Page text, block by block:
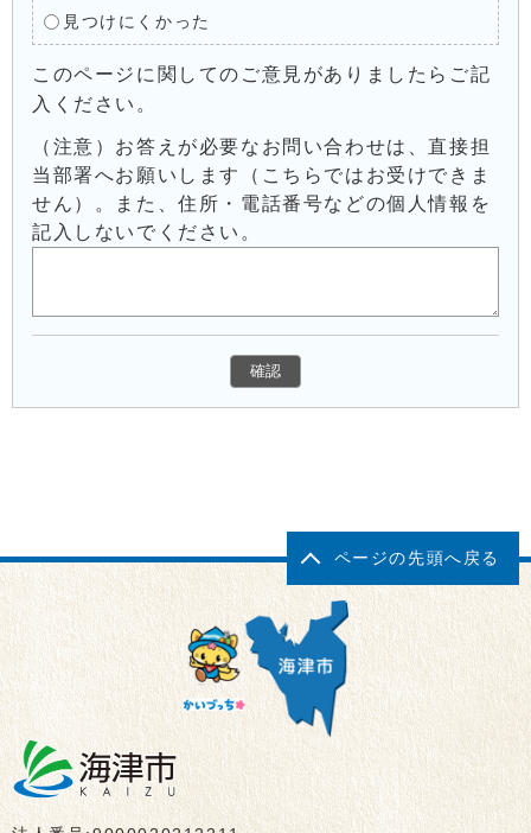
見つけにくかった
このページに関してのご意見がありましたらご記
入ください。
（注意）お答えが必要なお問い合わせは、直接担
当部署へお願いします（こちらではお受けできま
せん）。また、住所・電話番号などの個人情報を
記入しないでください。
ページの先頭へ戻る